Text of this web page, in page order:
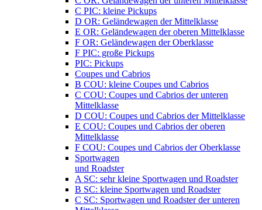
C PIC: kleine Pickups
D OR: Geländewagen der Mittelklasse
E OR: Geländewagen der oberen Mittelklasse
F OR: Geländewagen der Oberklasse
F PIC: große Pickups
PIC: Pickups
Coupes und Cabrios
B COU: kleine Coupes und Cabrios
C COU: Coupes und Cabrios der unteren
Mittelklasse
D COU: Coupes und Cabrios der Mittelklasse
E COU: Coupes und Cabrios der oberen
Mittelklasse
F COU: Coupes und Cabrios der Oberklasse
Sportwagen
und Roadster
A SC: sehr kleine Sportwagen und Roadster
B SC: kleine Sportwagen und Roadster
C SC: Sportwagen und Roadster der unteren